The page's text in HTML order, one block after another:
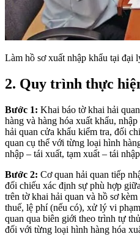
Làm hồ sơ xuất nhập khẩu tại đại
2. Quy trình thực
Bước 1: Khai báo tờ khai hải
hàng và hàng hóa xuất khẩu,
hải quan cửa khẩu kiểm tra, đối
quan cụ thể với từng loại hình
nhập – tái xuất, tạm xuất – tái
Bước 2: Cơ quan hải quan tiếp
đối chiếu xác định sự phù hợp
trên tờ khai hải quan và hồ sơ
thuế, lệ phí (nếu có), xử lý vi
quan qua biên giới theo trình tự
đối với từng loại hình hàng hóa